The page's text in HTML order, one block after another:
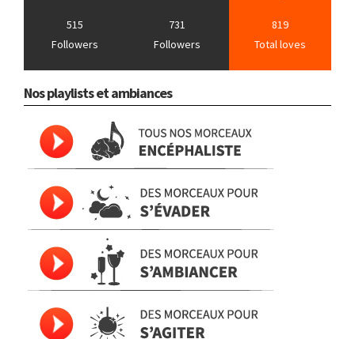
515
Followers
731
Followers
819
Total loves
Nos playlists et ambiances